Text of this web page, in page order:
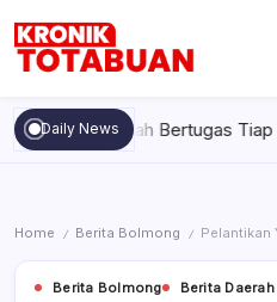
content
Totabuan
hari
ini
Kronik
Daily News
Pernah Bertugas Tiap Bulan
Home / Berita Bolmong / Pelantikan Yasti -
Berita Bolmong Berita Daerah